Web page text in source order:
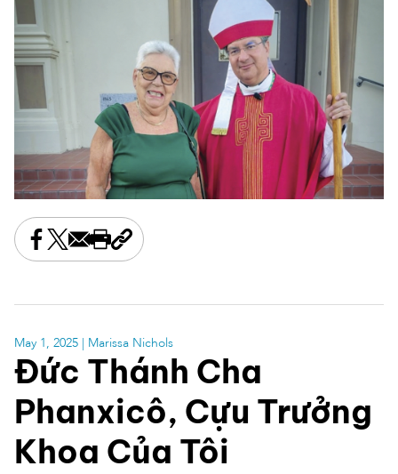
Share this on Facebook
Share this on X
Share this by email
Print this page
Copy the page address
May 1, 2025 | Marissa Nichols
Đức Thánh Cha
Phanxicô, Cựu Trưởng
Khoa Của Tôi